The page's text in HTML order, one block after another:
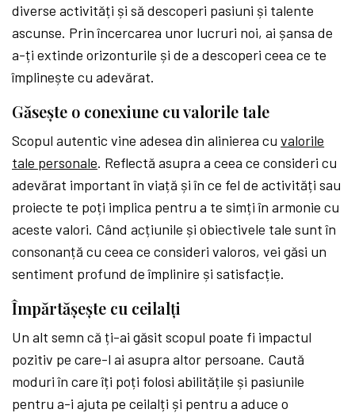
diverse activități și să descoperi pasiuni și talente
ascunse. Prin încercarea unor lucruri noi, ai șansa de
a-ți extinde orizonturile și de a descoperi ceea ce te
împlinește cu adevărat.
Găsește o conexiune cu valorile tale
Scopul autentic vine adesea din alinierea cuvalorile
tale personale. Reflectă asupra a ceea ce consideri cu
adevărat important în viață și în ce fel de activități sau
proiecte te poți implica pentru a te simți în armonie cu
aceste valori. Când acțiunile și obiectivele tale sunt în
consonanță cu ceea ce consideri valoros, vei găsi un
sentiment profund de împlinire și satisfacție.
Împărtășește cu ceilalți
Un alt semn că ți-ai găsit scopul poate fi impactul
pozitiv pe care-l ai asupra altor persoane. Caută
moduri în care îți poți folosi abilitățile și pasiunile
pentru a-i ajuta pe ceilalți și pentru a aduce o